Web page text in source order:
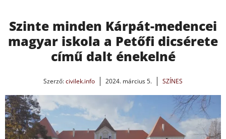
Szinte minden Kárpát-medencei
magyar iskola a Petőfi dicsérete
című dalt énekelné
Szerző:civilek.info 2024. március 5. SZÍNES